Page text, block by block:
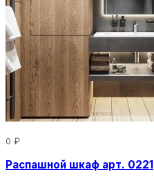
0 ₽
Распашной шкаф арт. 0221